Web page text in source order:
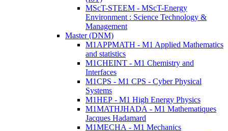
MScT-STEEM - MScT-Energy
Environment : Science Technology &
Management
Master (DNM)
M1APPMATH - M1 Applied Mathematics
and statistics
M1CHEINT - M1 Chemistry and
Interfaces
M1CPS - M1 CPS - Cyber Physical
Systems
M1HEP - M1 High Energy Physics
M1MATHJHADA - M1 Mathematiques
Jacques Hadamard
M1MECHA - M1 Mechanics